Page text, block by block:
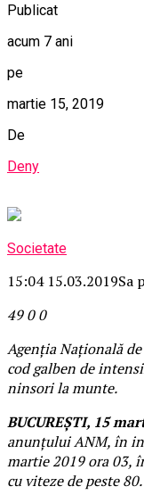
Publicat
acum 7 ani
pe
martie 15, 2019
De
Deny
Societate
15:04 15.03.2019Sa
4900
Agenţia Națională
cod galben de
ninsori la munte.
BUCUREŞTI, 15
anunţului ANM, în
martie 2019 ora 03,
cu viteze de peste